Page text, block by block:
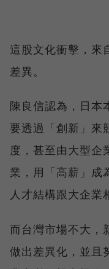
這股文化衝擊，來
差異。
陳良信認為，日本
要透過「創新」來
度，甚至由大型企
業，用「高薪」成
人才結構跟大企業
而台灣市場不大，
做出差異化，並且